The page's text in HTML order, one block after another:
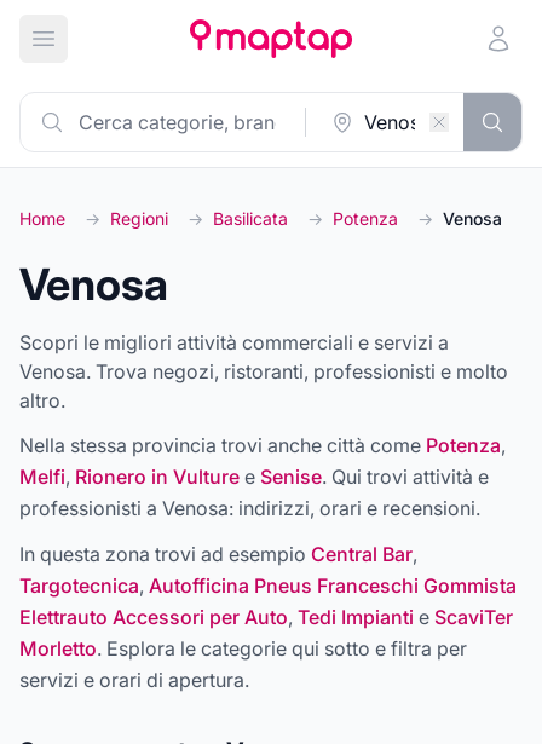
Apri menu principale
Home → Regioni → Basilicata → Potenza → Venosa
Venosa
Scopri le migliori attività commerciali e servizi a
Venosa. Trova negozi, ristoranti, professionisti e molto
altro.
Nella stessa provincia trovi anche città come Potenza,
Melfi, Rionero in Vulture e Senise. Qui trovi attività e
professionisti a Venosa: indirizzi, orari e recensioni.
In questa zona trovi ad esempio Central Bar,
Targotecnica, Autofficina Pneus Franceschi Gommista
Elettrauto Accessori per Auto, Tedi Impianti e ScaviTer
Morletto. Esplora le categorie qui sotto e filtra per
servizi e orari di apertura.